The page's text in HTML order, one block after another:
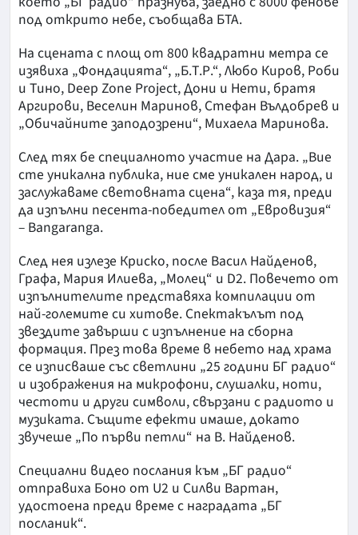
под открито небе, съобщава БТА.
На сцената с площ от 800 квадратни метра се
изявиха „Фондацията“, „Б.Т.Р.“, Любо Киров, Роби
и Тино, Deep Zone Project, Дони и Нети, братя
Аргирови, Веселин Маринов, Стефан Вълдобрев и
„Обичайните заподозрени“, Михаела Маринова.
След тях бе специалното участие на Дара. „Вие
сте уникална публика, ние сме уникален народ, и
заслужаваме световната сцена“, каза тя, преди
да изпълни песента-победител от „Евровизия“
– Bangaranga.
След нея излезе Криско, после Васил Найденов,
Графа, Мария Илиева, „Молец“ и D2. Повечето от
изпълнителите представяха компилации от
най-големите си хитове. Спектакълът под
звездите завърши с изпълнение на сборна
формация. През това време в небето над храма
се изписваше със светлини „25 години БГ радио“
и изображения на микрофони, слушалки, ноти,
честоти и други символи, свързани с радиото и
музиката. Същите ефекти имаше, докато
звучеше „По първи петли“ на В. Найденов.
Специални видео послания към „БГ радио“
отправиха Боно от U2 и Силви Вартан,
удостоена преди време с наградата „БГ
посланик“.